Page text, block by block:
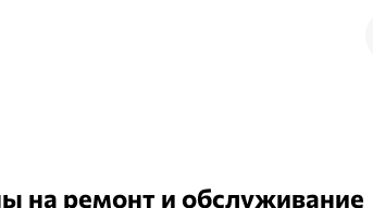
на ремонт и обслуживание